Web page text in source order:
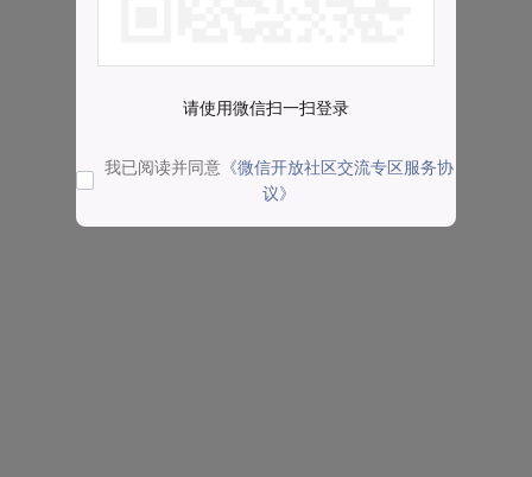
请使用微信扫一扫登录
我已阅读并同意 《微信开放社区交流专区服务协
议》